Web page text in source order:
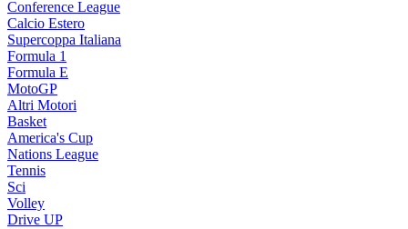
Conference League
Calcio Estero
Supercoppa Italiana
Formula 1
Formula E
MotoGP
Altri Motori
Basket
America's Cup
Nations League
Tennis
Sci
Volley
Drive UP